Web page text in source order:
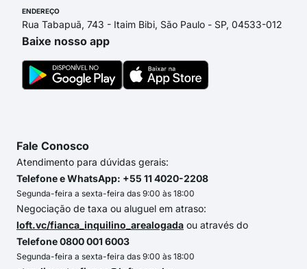
ENDEREÇO
Rua Tabapuã, 743 - Itaim Bibi, São Paulo - SP, 04533-012
Baixe nosso app
Fale Conosco
Atendimento para dúvidas gerais:
Telefone e WhatsApp: +55 11 4020-2208
Segunda-feira a sexta-feira das 9:00 às 18:00
Negociação de taxa ou aluguel em atraso:
loft.vc/fianca_inquilino_arealogada ou através do
Telefone 0800 001 6003
Segunda-feira a sexta-feira das 9:00 às 18:00